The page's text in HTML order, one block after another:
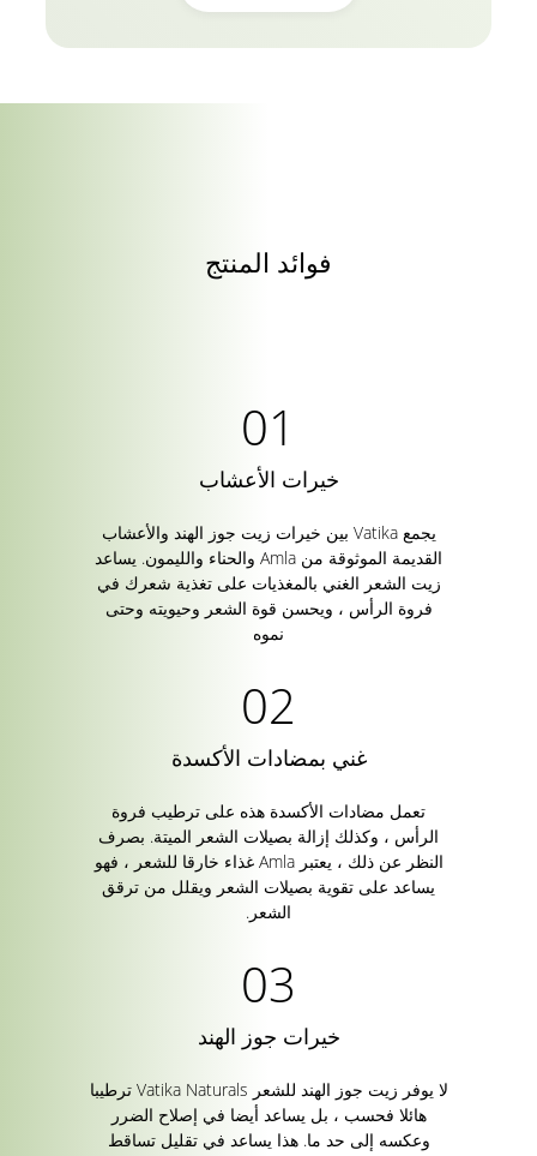
فوائد المنتج
خيرات الأعشاب
يجمع Vatika بين خيرات زيت جوز الهند والأعشاب
القديمة الموثوقة من Amla والحناء والليمون. يساعد
زيت الشعر الغني بالمغذيات على تغذية شعرك في
فروة الرأس ، ويحسن قوة الشعر وحيويته وحتى
نموه
غني بمضادات الأكسدة
تعمل مضادات الأكسدة هذه على ترطيب فروة
الرأس ، وكذلك إزالة بصيلات الشعر الميتة. بصرف
النظر عن ذلك ، يعتبر Amla غذاء خارقا للشعر ، فهو
يساعد على تقوية بصيلات الشعر ويقلل من ترقق
الشعر.
خيرات جوز الهند
لا يوفر زيت جوز الهند للشعر Vatika Naturals ترطيبا
هائلا فحسب ، بل يساعد أيضا في إصلاح الضرر
وعكسه إلى حد ما. هذا يساعد في تقليل تساقط